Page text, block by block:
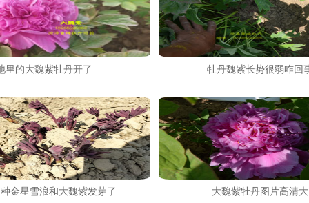
里的大魏紫牡丹开了 牡丹魏紫长势很弱咋回
金星雪浪和大魏紫发芽了 大魏紫牡丹图片高清